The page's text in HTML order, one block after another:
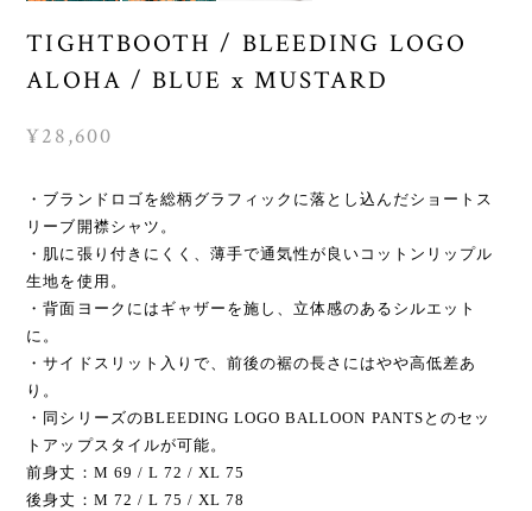
TIGHTBOOTH / BLEEDING LOGO
ALOHA / BLUE x MUSTARD
¥28,600
・ブランドロゴを総柄グラフィックに落とし込んだショートス
リーブ開襟シャツ。
・肌に張り付きにくく、薄手で通気性が良いコットンリップル
生地を使用。
・背面ヨークにはギャザーを施し、立体感のあるシルエット
に。
・サイドスリット入りで、前後の裾の⻑さにはやや高低差あ
り。
・同シリーズのBLEEDING LOGO BALLOON PANTSとのセッ
トアップスタイルが可能。
前身丈：M 69 / L 72 / XL 75
後身丈：M 72 / L 75 / XL 78